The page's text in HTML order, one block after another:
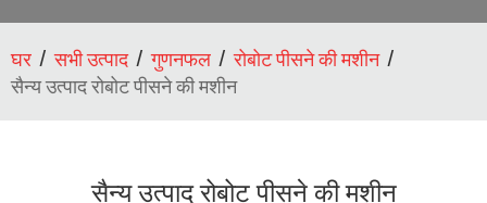
घर सभी उत्पाद गुणनफल
रोबोट पीसने की मशीन
सैन्य उत्पाद रोबोट पीसने की मशीन
सैन्य उत्पाद रोबोट पीसने की मशीन